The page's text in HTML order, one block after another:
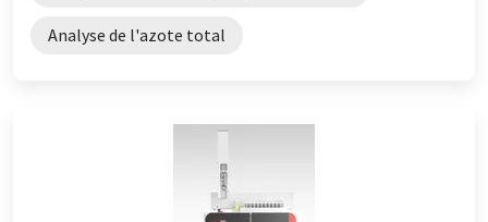
Analyse de l'azote total